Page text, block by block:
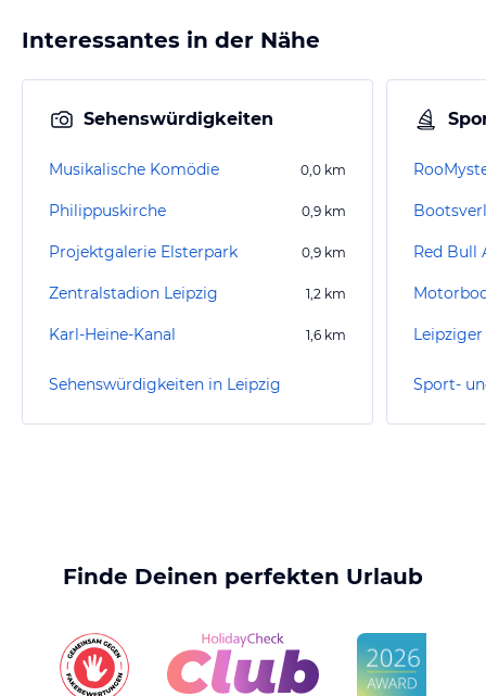
Interessantes in der Nähe
Sehenswürdigkeiten
Musikalische Komödie 0,0 km
Philippuskirche 0,9 km
Projektgalerie Elsterpark 0,9 km
Zentralstadion Leipzig 1,2 km
Karl-Heine-Kanal 1,6 km
Sehenswürdigkeiten in Leipzig
Red Bull
Sport-
Finde Deinen perfekten Urlaub